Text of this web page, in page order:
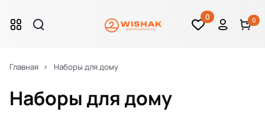
0 0
Главная Наборы для дому
Наборы для дому